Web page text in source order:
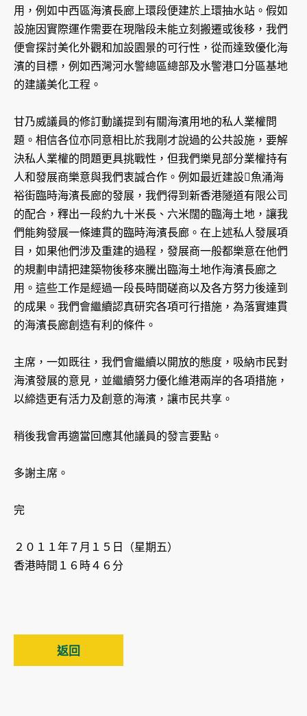
用，例如中西區海濱長廊上環段便建於上環抽水站。假如
設施因實際運作需要在現階段未能立刻搬遷或後移，我們
便會探討美化外觀和加設園景的可行性，從而達致優化海
濱的目標，例如西灣河水警總區總部及水警港口分區基地
的建議美化工程。
甘乃威議員的修訂動議提到有關海濱用地的私人業權問
題。相信各位亦同意相比於我剛才說過的公共設施，要解
決私人業權的問題更具挑戰性，但我們樂見部分業權持有
人和發展商樂意與我們衷誠合作。例如最近建設魚涌海
裕街臨時海濱長廊的發展，我們得到新香港隧道有限公司
的配合，釋出一段約九十米長、六米闊的臨海土地，讓我
們能夠發展一條連貫的臨時海濱長廊。在上述私人發展項
目，如果他們涉及重建的過程，發展商一般都樂意在他們
的規劃申請把建築物後移來騰出臨海土地作海濱長廊之
用。這些工作是經過一段長時間磋商以及各方努力後達到
的成果。我們會繼續認真研究各項可行措施，為落實連貫
的海濱長廊創造有利的條件。
主席，一如既往，我們會繼續以開放的態度，吸納市民對
海濱發展的意見，並繼續努力優化維港兩岸的各項措施，
以締造更有活力及創意的海濱，讓市民共享。
稍後我會再適當回應其他議員的發言要點。
多謝主席。
完
２０１１年７月１５日（星期五）
香港時間１６時４６分
返回